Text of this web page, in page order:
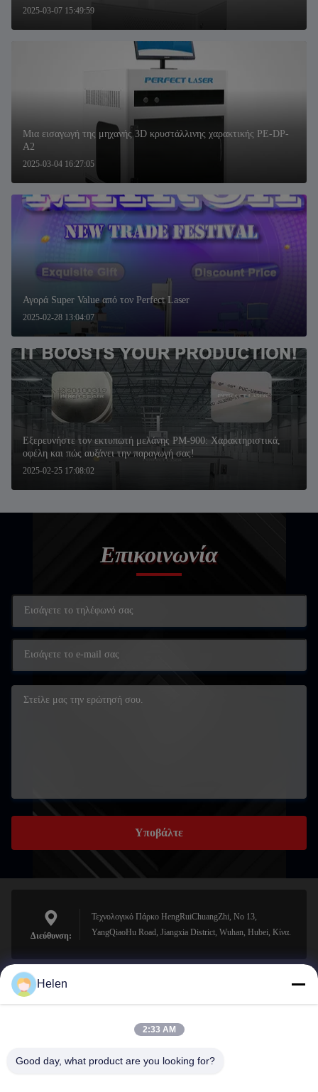
2025-03-07 15:49:59
2025-03-04 16:27:05
Μια εισαγωγή της μηχανής 3D κρυστάλλινης χαρακτικής PE-DP-
A2
2025-02-28 13:04:07
Αγορά Super Value από τον Perfect Laser
2025-02-25 17:08:02
Εξερευνήστε τον εκτυπωτή μελάνης PM-900: Χαρακτηριστικά,
οφέλη και πώς αυξάνει την παραγωγή σας!
Επικοινωνία
Υποβάλτε
Διεύθυνση:
Τεχνολογικό Πάρκο HengRuiChuangZhi, No 13,
YangQiaoHu Road, Jiangxia District, Wuhan, Hubei, Κίνα.
sales@perfectlaser.net
Helen
2:33 AM
Good day, what product are you looking for?